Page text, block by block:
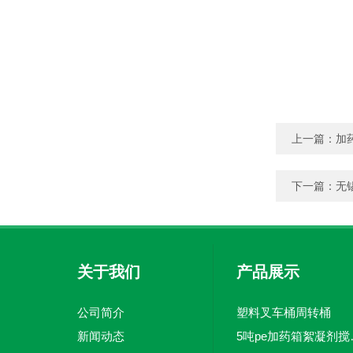
上一篇： 加
下一篇： 无
关于我们
公司简介
新闻动态
产品展示
塑料叉车桶周转桶
5吨pe